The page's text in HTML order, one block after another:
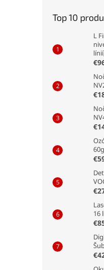
Top 10
L
16